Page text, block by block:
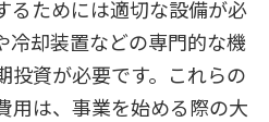
るためには適切な設備が必
冷却装置などの専門的な機
投資が必要です。これらの
用は、事業を始める際の大